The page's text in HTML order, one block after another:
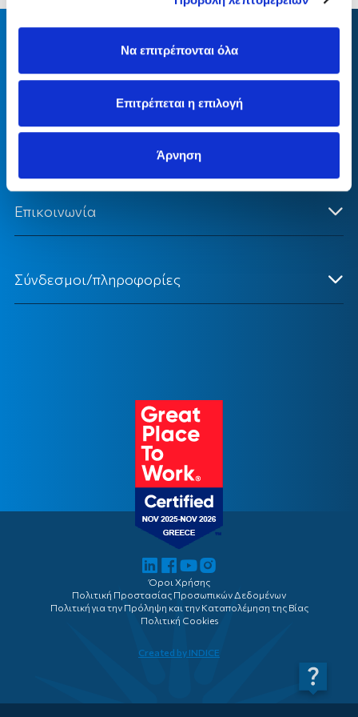
Να επιτρέπονται όλα
Επιτρέπεται η επιλογή
Άρνηση
15ο χλμ. Θεσσαλονίκης – Περαίας
company@intersalonica.gr
Επικοινωνία
Σύνδεσμοι/πληροφορίες
Ιστορική Αναδρομή Ασφάλισης
Συνεργαζόμενες Επιχειρήσεις
Όροι Χρήσης
Πολιτική Προστασίας Προσωπικών Δεδομένων
Πολιτική για την Πρόληψη και την Καταπολέμηση της Βίας
Πολιτική Cookies
Created by INDICE